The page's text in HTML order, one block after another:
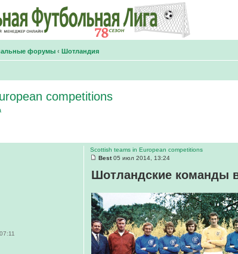
форумы ‹ Шотландия
competitions
Scottish teams in European competitions
Best05 июл 2014, 13:24
Шотландские команды